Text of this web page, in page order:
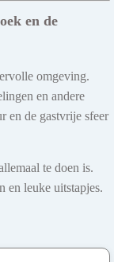
en de
omgeving.
en andere
en de gastvrije sfeer
te doen is.
en leuke uitstapjes.